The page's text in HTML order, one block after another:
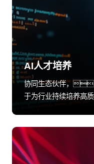
AI人才培养
协同生态伙伴，
于为行业持续培养高